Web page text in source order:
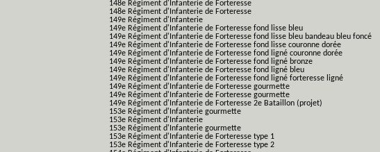
148e Régiment d'Infanterie de Forteresse
148e Régiment d'Infanterie de Forteresse
149e Régiment d'Infanterie
149e Régiment d'Infanterie de Forteresse fond lisse bleu
149e Régiment d'Infanterie de Forteresse fond lisse bleu bandeau bleu foncé
149e Régiment d'Infanterie de Forteresse fond lisse couronne dorée
149e Régiment d'Infanterie de Forteresse fond ligné couronne dorée
149e Régiment d'Infanterie de Forteresse fond ligné bronze
149e Régiment d'Infanterie de Forteresse fond ligné bleu
149e Régiment d'Infanterie de Forteresse fond ligné forteresse ligné
149e Régiment d'Infanterie de Forteresse gourmette
149e Régiment d'Infanterie de Forteresse gourmette
149e Régiment d'Infanterie de Forteresse 2e Bataillon (projet)
153e Régiment d'Infanterie gourmette
153e Régiment d'Infanterie
153e Régiment d'Infanterie gourmette
153e Régiment d'Infanterie de Forteresse type 1
153e Régiment d'Infanterie de Forteresse type 2